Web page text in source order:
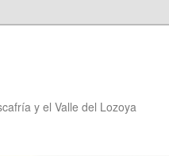
y el Valle del Lozoya